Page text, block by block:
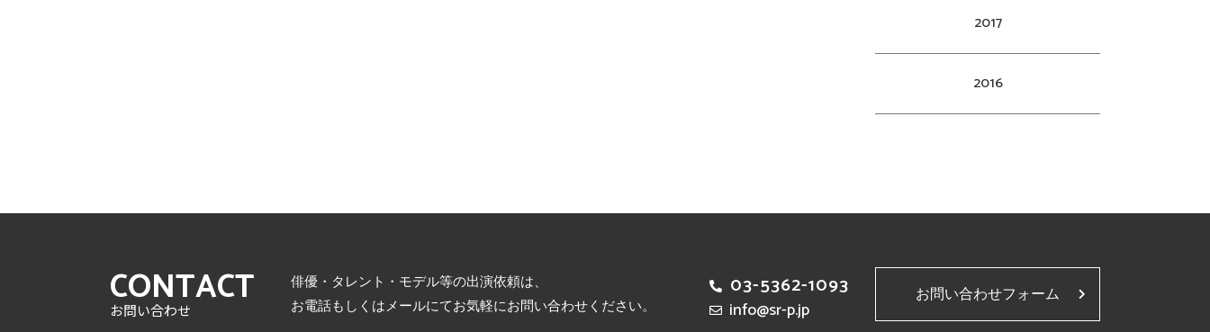
2017
2016
CONTACT
お問い合わせ
俳優・タレント・モデル等の出演依頼は、
お電話もしくはメールにてお気軽にお問い合わせください。
03-5362-1093
info@sr-p.jp
お問い合わせフォーム